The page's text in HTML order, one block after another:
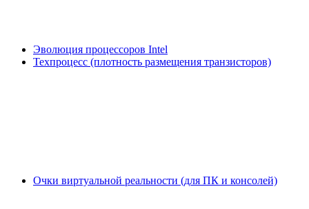
Эволюция процессоров Intel
Техпроцесс (плотность размещения транзисторов)
Очки виртуальной реальности (для ПК и консолей)